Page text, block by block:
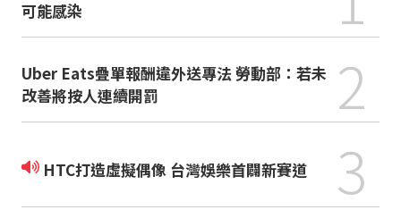
可能感染
Uber Eats疊單報酬違外送專法 勞動部：若未
改善將按人連續開罰
2
HTC打造虛擬偶像 台灣娛樂首闢新賽道 3